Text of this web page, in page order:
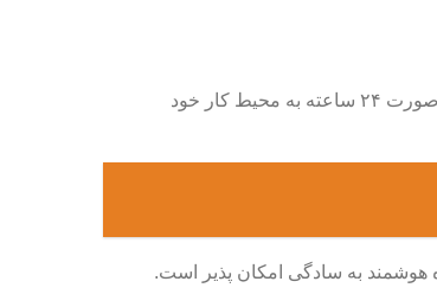
وب اپلیکیشن به کار کنان یک سازمان اجازه می دهد در زمان و هر مکانی به صورت ۲۴ ساعته به محیط کار خود
هوشمند به سادگی امکان پذیر است.